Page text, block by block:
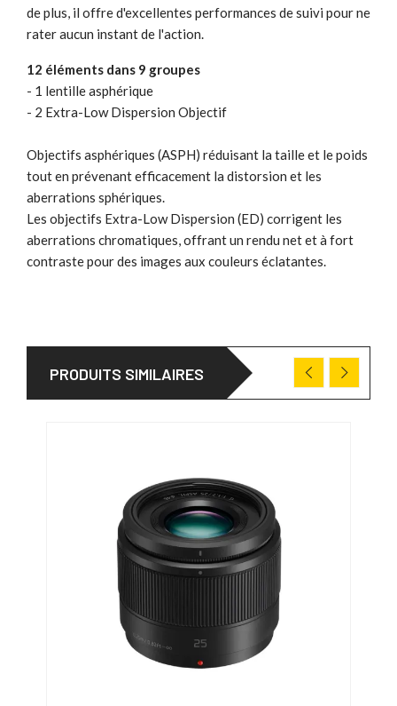
de plus, il offre d'excellentes performances de suivi pour ne
rater aucun instant de l'action.
12 éléments dans 9 groupes
- 1 lentille asphérique
- 2 Extra-Low Dispersion Objectif
Objectifs asphériques (ASPH) réduisant la taille et le poids
tout en prévenant efficacement la distorsion et les
aberrations sphériques.
Les objectifs Extra-Low Dispersion (ED) corrigent les
aberrations chromatiques, offrant un rendu net et à fort
contraste pour des images aux couleurs éclatantes.
PRODUITS SIMILAIRES